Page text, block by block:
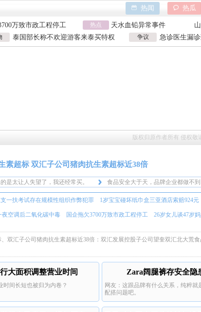
热瓜
热闻
万致市政工程停工
价上亿父亲说家已破碎
坏纸巾盒三亚酒店索赔
热点
香港大埔火灾
天水血铅异常事件
特朗普泽连斯基吵架
香港大埔火灾
泰国部长称不欢迎游客来泰买特权
泰国部长争议发言
争议
急诊医生漏
漏诊获刑
版权归原作者所有 侵权敬
素超标 双汇子公司猪肉抗生素超标近38倍
是太让人失望了，我还经常买。
食品安全大于天，品牌企业都做不到
那些小企业可想而知。
牌都没底线了，好过分。
这么大的企业竟然出现这种问题，
寒心啊。
都这样，还有什么火腿肠敢买？
是太让人失望了，我还经常买。
食品安全大于天，品牌企业都做不
寒心啊。
都这样，还有什么火腿肠敢买？
一扶考试存在规模性组织作弊犯罪 1岁宝宝碰坏纸巾盒三亚酒店索赔924元
夜空调后二氧化碳中毒 国企拖欠3700万致市政工程停工 26岁女儿谈47岁
双汇子公司猪肉抗生素超标近38倍：双汇发展控股子公司望奎双汇北大荒食
大面积调整营业时间
时间长短也被归为内卷？
Zara阔腿裤存安全隐
网友：这跟品牌有什么关系，纯粹就
配搭问题吧。